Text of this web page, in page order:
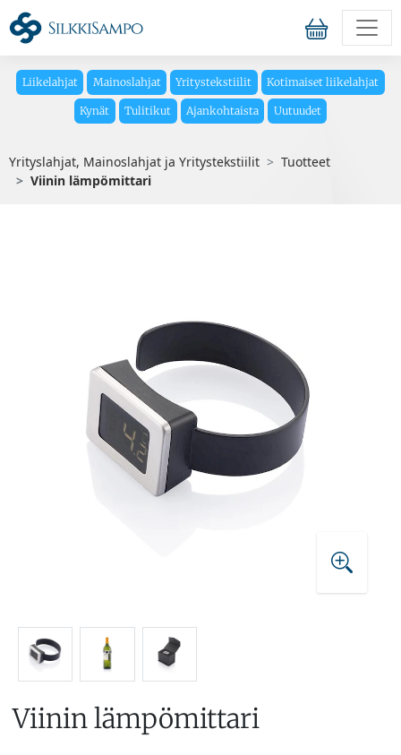
Liikelahjat Mainoslahjat Yritystekstiilit Kotimaiset liikelahjat
Kynät Tulitikut Ajankohtaista Uutuudet
Yrityslahjat, Mainoslahjat ja Yritystekstiilit
Tuotteet
Viinin lämpömittari
Viinin lämpömittari